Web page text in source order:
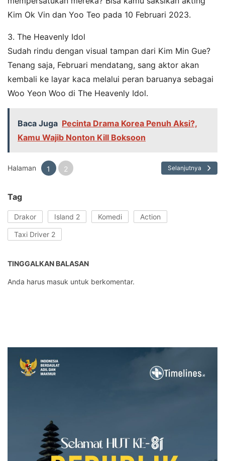
Kim Ok Vin dan Yoo Teo pada 10 Februari 2023.
3. The Heavenly Idol
Sudah rindu dengan visual tampan dari Kim Min Gue?
Tenang saja, Februari mendatang, sang aktor akan
kembali ke layar kaca melalui peran baruanya sebagai
Woo Yeon Woo di The Heavenly Idol.
Baca Juga Pecinta Drama Korea Penuh Aksi?,
Kamu Wajib Nonton Kill Boksoon
Halaman 1 2 Selanjutnya
Tag
Drakor Island 2 Komedi Action
Taxi Driver 2
TINGGALKAN BALASAN
Anda harus masuk untuk berkomentar.